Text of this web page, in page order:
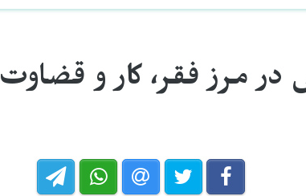
در مرز فقر، کار و قضاوت